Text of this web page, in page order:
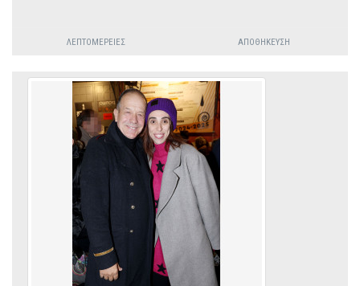
ΛΕΠΤΟΜΈΡΕΙΕΣ ΑΠΟΘΉΚΕΥΣΗ